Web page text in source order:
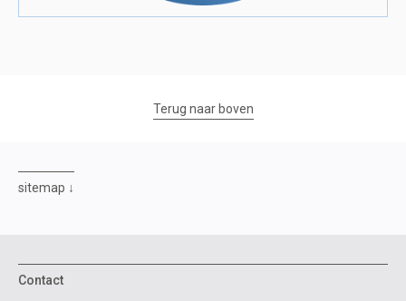
Terug naar boven
sitemap
Contact